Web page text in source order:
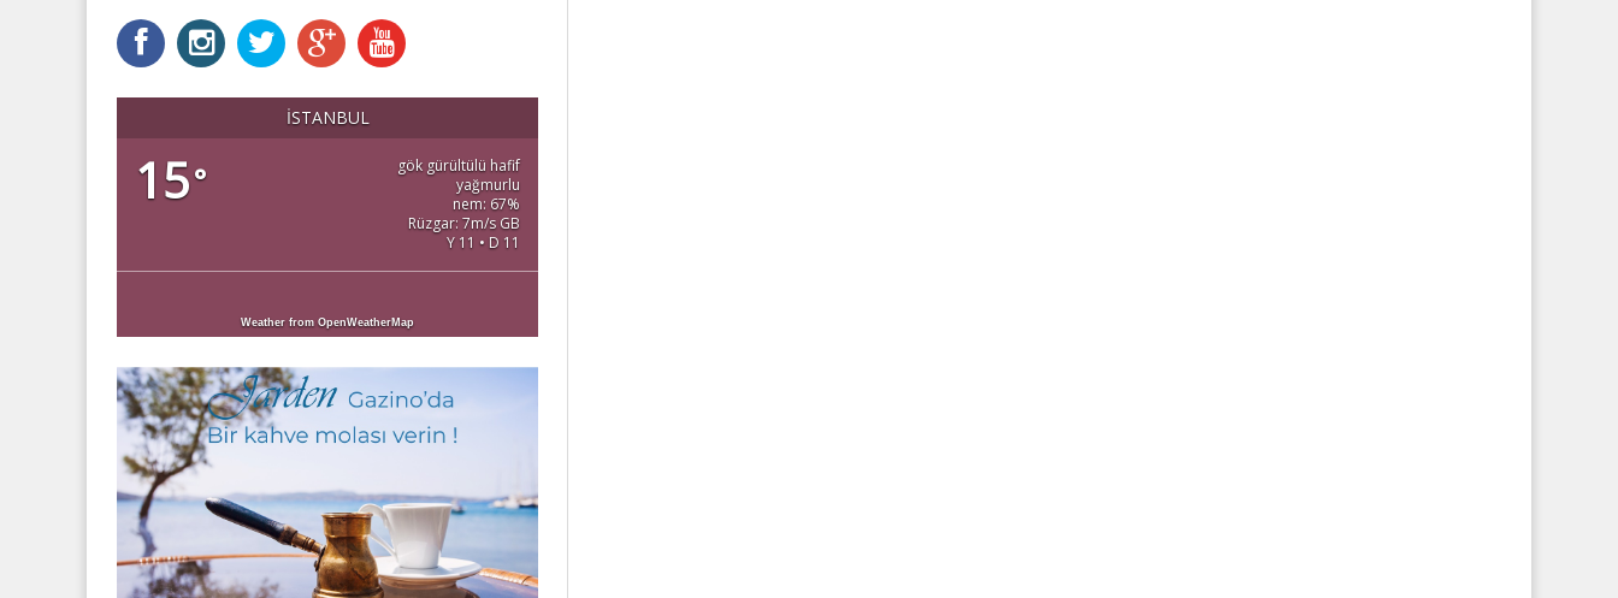
İSTANBUL
15°
gök gürültülü hafif
yağmurlu
nem: 67%
Rüzgar: 7m/s GB
Y 11 • D 11
Weather from OpenWeatherMap